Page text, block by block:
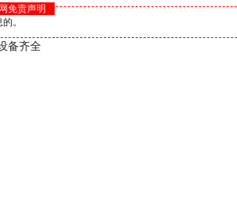
免责声明
。
备齐全